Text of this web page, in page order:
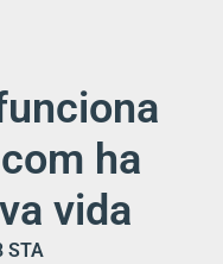
ha
vida
STA